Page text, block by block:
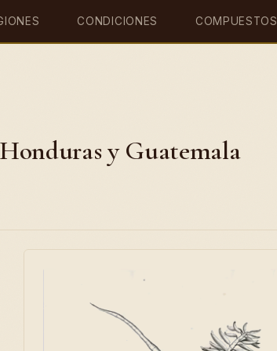
CONDICIONES COMPUESTOS
y Guatemala